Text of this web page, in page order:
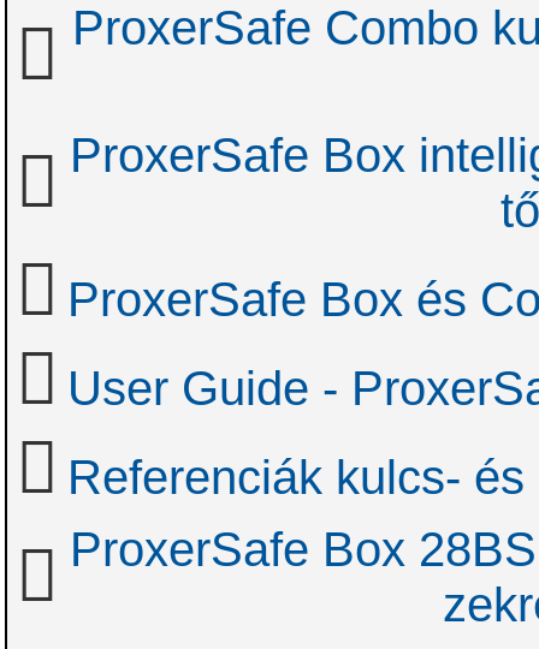
ProxerSafe Combo
ProxerSafe Box
ProxerSafe Box és
User Guide -
Referenciák kulcs-
ProxerSafe Box